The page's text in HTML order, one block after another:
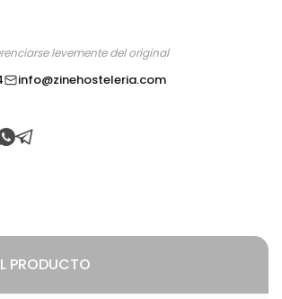
levemente del original
info@zinehosteleria.com
PRODUCTO